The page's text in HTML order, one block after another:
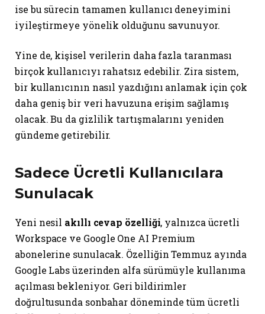
ise bu sürecin tamamen kullanıcı deneyimini
iyileştirmeye yönelik olduğunu savunuyor.
Yine de, kişisel verilerin daha fazla taranması
birçok kullanıcıyı rahatsız edebilir. Zira sistem,
bir kullanıcının nasıl yazdığını anlamak için çok
daha geniş bir veri havuzuna erişim sağlamış
olacak. Bu da gizlilik tartışmalarını yeniden
gündeme getirebilir.
Sadece Ücretli Kullanıcılara
Sunulacak
Yeni nesil akıllı cevap özelliği, yalnızca ücretli
Workspace ve Google One AI Premium
abonelerine sunulacak. Özelliğin Temmuz ayında
Google Labs üzerinden alfa sürümüyle kullanıma
açılması bekleniyor. Geri bildirimler
doğrultusunda sonbahar döneminde tüm ücretli